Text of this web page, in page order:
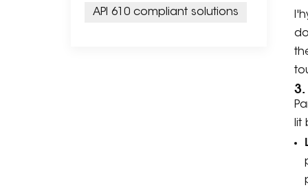
lit
API 610 compliant solutions